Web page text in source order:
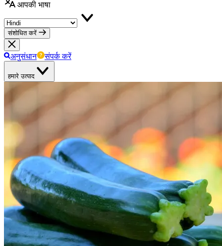
आपकी भाषा
संशोधित करें
अनुसंधान संपर्क करें
हमारे उत्पाद